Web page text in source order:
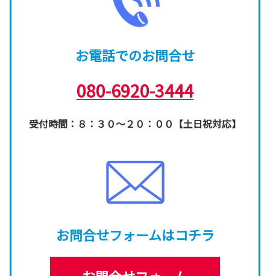
お電話でのお問合せ
080-6920-3444
受付時間：８：３０～２０：００【土日祝対応】
お問合せフォームはコチラ